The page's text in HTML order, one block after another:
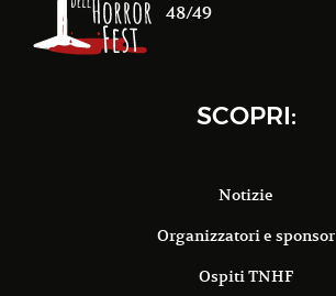
48/49
SCOPRI:
Notizie
Organizzatori e sponsor
Ospiti TNHF